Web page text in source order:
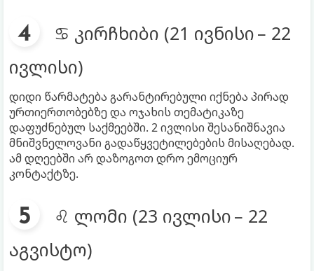
♋ კირჩხიბი (21 ივნისი – 22
ივლისი)
დიდი წარმატება გარანტირებული იქნება პირად
ურთიერთობებზე და ოჯახის თემატიკაზე
დაფუძნებულ საქმეებში. 2 ივლისი შესანიშნავია
მნიშვნელოვანი გადაწყვეტილებების მისაღებად.
ამ დღეებში არ დაზოგოთ დრო ემოციურ
კონტაქტზე.
♌ ლომი (23 ივლისი – 22
აგვისტო)